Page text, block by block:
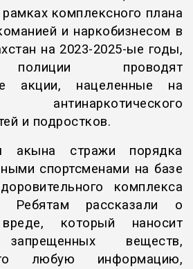
комплексного плана
и наркобизнесом в
на 2023-2025-ые годы,
полиции проводят
акции, нацеленные на
антинаркотического
и подростков.
стражи порядка
спортсменами на базе
комплекса
Ребятам рассказали о
который наносит
запрещенных веществ,
любую информацию,